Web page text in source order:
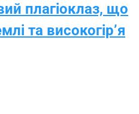
плагіоклаз, що
та високогір’я